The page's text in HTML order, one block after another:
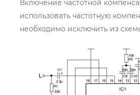
Включение частотной
использовать частотную
необходимо исключить из